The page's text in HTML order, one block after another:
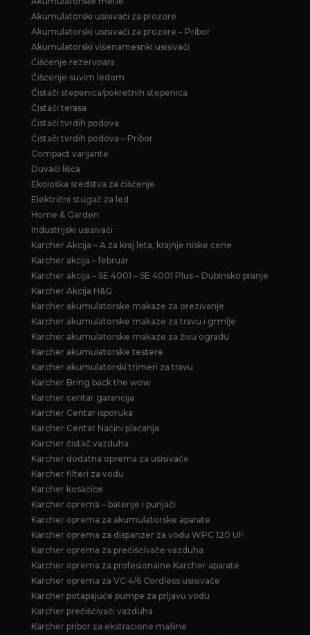
Akumulatorski usisivači za prozore
Akumulatorski usisivači za prozore – Pribor
Akumulatorski višenamesnki usisivači
Čišćenje rezervoara
Čišćenje suvim ledom
Čistači stepenica/pokretnih stepenica
Čistači terasa
Čistači tvrdih podova
Čistači tvrdih podova – Pribor
Compact varijante
Duvači lišća
Ekološka sredstva za čišćenje
Električni stugač za led
Home & Garden
Industrijski usisivači
Karcher Akcija – A za kraj leta, krajnje niske cene
Karcher akcija – februar
Karcher akcija – SE 4001 – SE 4001 Plus – Dubinsko pranje
Karcher Akcija H&G
Karcher akumulatorske makaze za orezivanje
Karcher akumulatorske makaze za travu i grmlje
Karcher akumulatorske makaze za živu ogradu
Karcher akumulatorske testere
Karcher akumulatorski trimeri za travu
Karcher Bring back the wow
Karcher centar garancija
Karcher Centar isporuka
Karcher Centar Načini plaćanja
Karcher čistač vazduha
Karcher dodatna oprema za usisivače
Karcher filteri za vodu
Karcher kosačice
Karcher oprema – baterije i punjači
Karcher oprema za akumulatorske aparate
Karcher oprema za dispanzer za vodu WPC 120 UF
Karcher oprema za prečišćivače vazduha
Karcher oprema za profesionalne Karcher aparate
Karcher oprema za VC 4/6 Cordless usisivače
Karcher potapajuće pumpe za prljavu vodu
Karcher prečišćivači vazduha
Karcher pribor za ekstracione mašine